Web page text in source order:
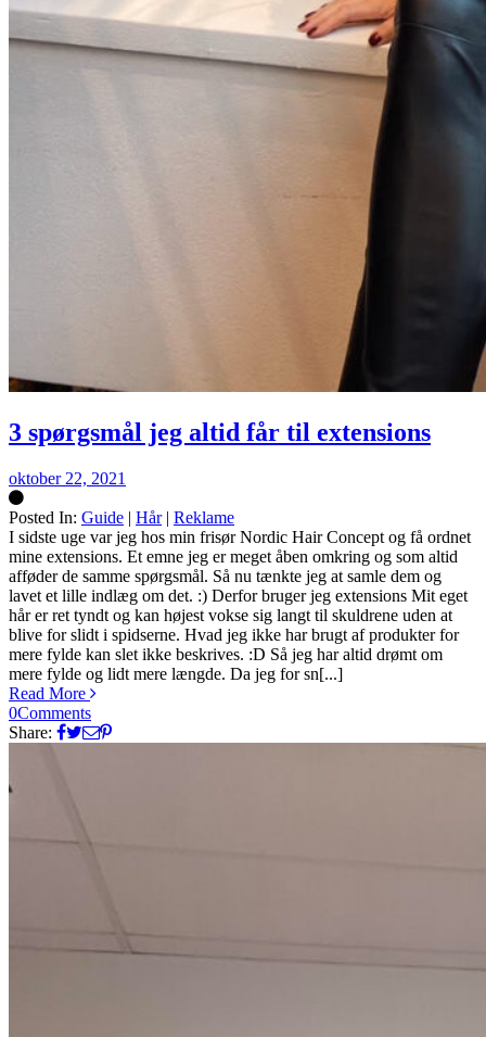
3 spørgsmål jeg altid får til extensions
oktober 22, 2021
Posted In: Guide | Hår| Reklame
Silke
I sidste uge var jeg hos min frisør Nordic Hair Concept og få ordnet
mine extensions. Et emne jeg er meget åben omkring og som altid
afføder de samme spørgsmål. Så nu tænkte jeg at samle dem og
lavet et lille indlæg om det. :) Derfor bruger jeg extensions Mit eget
hår er ret tyndt og kan højest vokse sig langt til skuldrene uden at
blive for slidt i spidserne. Hvad jeg ikke har brugt af produkter for
mere fylde kan slet ikke beskrives. :D Så jeg har altid drømt om
mere fylde og lidt mere længde. Da jeg for sn[...]
Read More
0Comments
Share: